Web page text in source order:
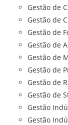
Gestão de
Gestão de
Gestão de
Gestão de
Gestão de
Gestão de
Gestão de
Gestão de
Gestão
Gestão